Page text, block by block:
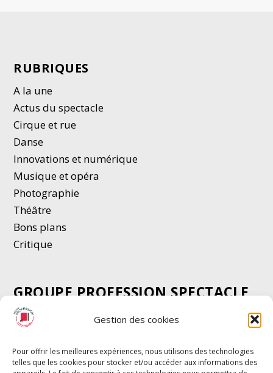
Gestion des cookies
Pour offrir les meilleures expériences, nous utilisons des technologies
telles que les cookies pour stocker et/ou accéder aux informations des
RUBRIQUES
A la une
Actus du spectacle
Cirque et rue
Danse
Innovations et numérique
Musique et opéra
Photographie
Théâtre
Bons plans
Critique
GROUPE PROFESSION SPECTACLE
Chèque Intermittents
Chèque Compta
Chèque Emploi Spectacle